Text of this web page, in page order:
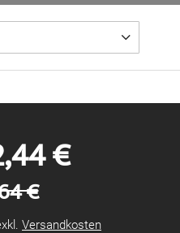
€
€
Versandkosten